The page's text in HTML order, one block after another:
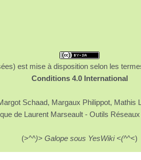
est mise à disposition selon les
Conditions 4.0 International
Schaad, Margaux Philippot,
de Laurent Marseault - Outils
(>^^)> Galope sous YesWiki <(^^<)